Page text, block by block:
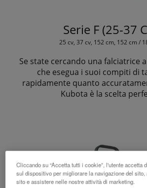
Serie F (25-37
25 cv, 37 cv, 152 cm, 152 cm /
Se state cercando una falciatrice
che esegua i suoi compiti di
rapidamente quanto
Kubota è la scelta
Cliccando su “Accetta tutti i cookie”, l'utente accetta
sul dispositivo per migliorare la navigazione del
sito e assistere nelle nostre attività di marketing.